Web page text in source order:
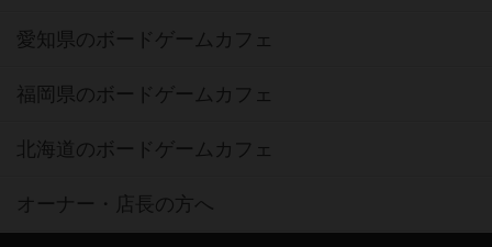
愛知県のボードゲームカフェ
福岡県のボードゲームカフェ
北海道のボードゲームカフェ
オーナー・店長の方へ